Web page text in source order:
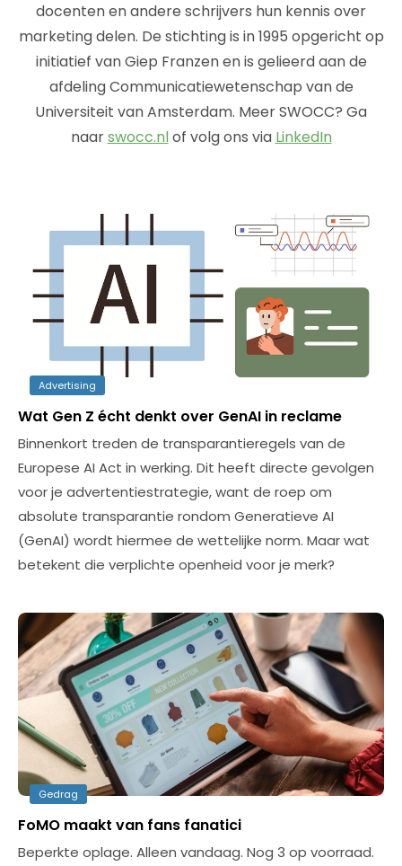
docenten en andere schrijvers hun kennis over
marketing delen. De stichting is in 1995 opgericht op
initiatief van Giep Franzen en is gelieerd aan de
afdeling Communicatiewetenschap van de
Universiteit van Amsterdam. Meer SWOCC? Ga
naarswocc.nlof volg ons via LinkedIn
Advertising
Wat Gen Z écht denkt over GenAI in reclame
Binnenkort treden de transparantieregels van de
Europese AI Act in werking. Dit heeft directe gevolgen
voor je advertentiestrategie, want de roep om
absolute transparantie rondom Generatieve AI
(GenAI) wordt hiermee de wettelijke norm. Maar wat
betekent die verplichte openheid voor je merk?
Gedrag
FoMO maakt van fans fanatici
Beperkte oplage. Alleen vandaag. Nog 3 op voorraad.